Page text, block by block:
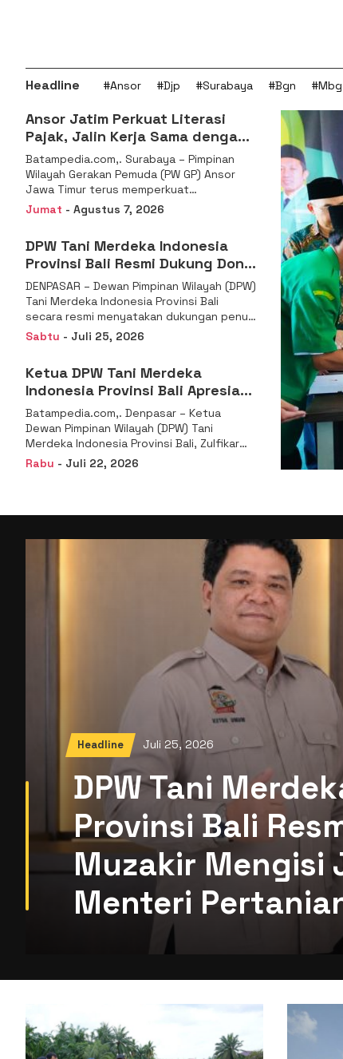
Headline #Ansor #Djp #Surabaya #Bgn #Mbg
Ansor Jatim Perkuat Literasi
Pajak, Jalin Kerja Sama dengan
DJP se-Jatim
Batampedia.com,. Surabaya – Pimpinan
Wilayah Gerakan Pemuda (PW GP) Ansor
Jawa Timur terus memperkuat
komitmennya dalam membangun
kemandirian ekonomi
Jumat - Agustus 7, 2026
DPW Tani Merdeka Indonesia
Provinsi Bali Resmi Dukung Don
Muzakir Mengisi Jabatan Wakil
Menteri Pertanian RI
DENPASAR – Dewan Pimpinan Wilayah (DPW)
Tani Merdeka Indonesia Provinsi Bali
secara resmi menyatakan dukungan penuh
kepada Ketua Umum
Sabtu - Juli 25, 2026
Ketua DPW Tani Merdeka
Indonesia Provinsi Bali Apresiasi
Penunjukan Dr. Sudaryono
sebagai Kepala Badan Gizi
Nasional
Batampedia.com,. Denpasar – Ketua
Dewan Pimpinan Wilayah (DPW) Tani
Merdeka Indonesia Provinsi Bali, Zulfikar
Wijaya, S.E., menyampaikan ucapan
Rabu - Juli 22, 2026
Headline Juli 25, 2026
DPW Tani
Provinsi Bali
Muzakir Mengisi
Menteri